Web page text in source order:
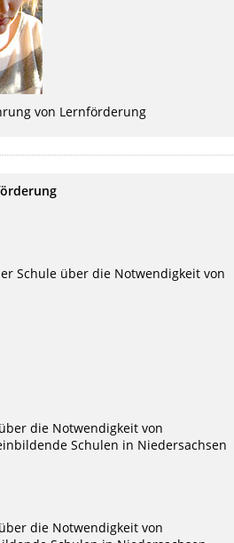
von Lernförderung
Schule über die Notwendigkeit von
die Notwendigkeit von
Schulen in Niedersachsen
die Notwendigkeit von